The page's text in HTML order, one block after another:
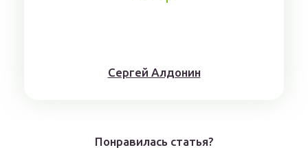
Сергей Алдонин
Понравилась статья?